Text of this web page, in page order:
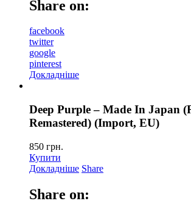
Share on:
facebook
twitter
google
pinterest
Докладніше
Deep Purple – Made In Japan
Remastered) (Import, EU)
850 грн.
Купити
Докладніше Share
Share on: